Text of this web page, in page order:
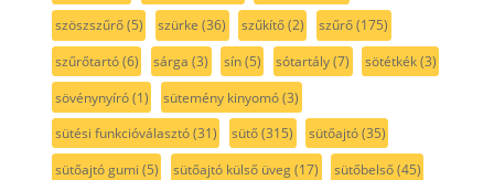
szöszszűrő(5) szürke (36) szűkítő(2) szűrő(175)
szűrőtartó(6) sárga (3) sín(5) sótartály(7) sötétkék(3)
sövénynyíró(1) sütemény kinyomó(3)
sütési funkcióválasztó(31) sütő(315) sütőajtó(35)
sütőajtó gumi (5) sütőajtó külső üveg(17) sütőbelső(45)